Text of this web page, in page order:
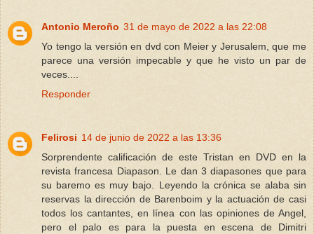
Antonio Meroño 31 de mayo de 2022 a las 22:08
Yo tengo la versión en dvd con Meier y Jerusalem, que me
parece una versión impecable y que he visto un par de
veces....
Responder
Felirosi 14 de junio de 2022 a las 13:36
Sorprendente calificación de este Tristan en DVD en la
revista francesa Diapason. Le dan 3 diapasones que para
su baremo es muy bajo. Leyendo la crónica se alaba sin
reservas la dirección de Barenboim y la actuación de casi
todos los cantantes, en línea con las opiniones de Angel,
pero el palo es para la puesta en escena de Dimitri